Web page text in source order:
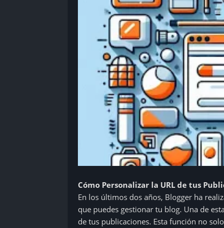
Cómo Personalizar la URL de tus
En los últimos dos años, Blogger ha
que puedes gestionar tu blog. Una de
de tus publicaciones. Esta función no